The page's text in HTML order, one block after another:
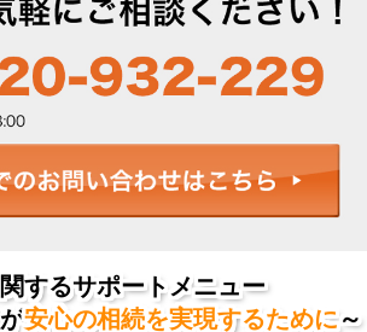
するサポートメニュー
安心の相続を実現するために～